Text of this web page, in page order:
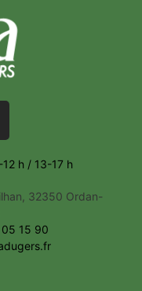
12 h / 13-17 h
32350 Ordan-
15 90